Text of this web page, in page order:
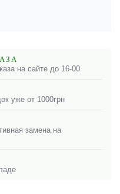
на сайте до 16-00
уже от 1000грн
замена на